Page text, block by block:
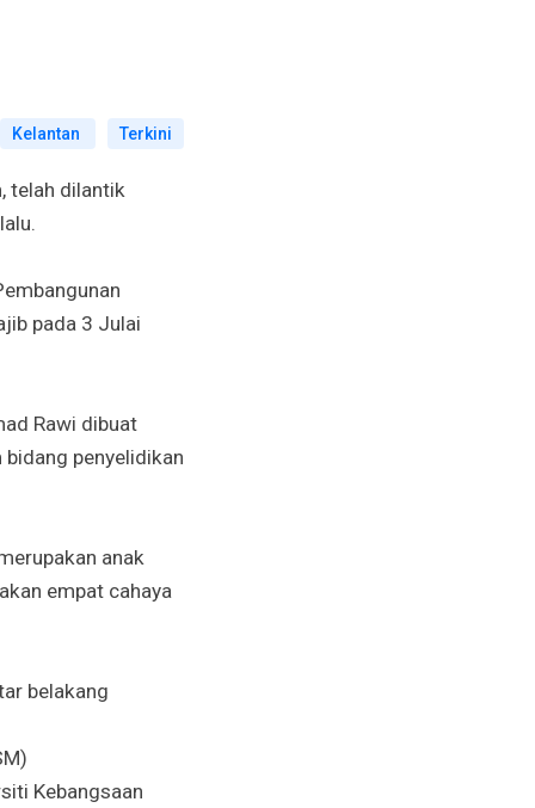
Kelantan Terkini
, telah dilantik
pada 3 Julai
Rawi dibuat
penyelidikan
anak
empat cahaya
belakang
Kebangsaan